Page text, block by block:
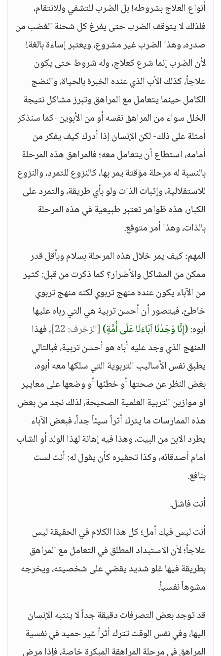
أنواع العلاج بشروطه! بل الضرب للتشفي وللانتقام،
فلذلك لا يتوقف الضرب حتى يفرغ كل شحنة الغضب من
صدره، وهذا الضرب غير مشروع، ويعتبر إساءة بالغة!
لأن الضرب إنما شرع كعلاج، وله شروط حتى يكون
علاجاً، كذلك الأب الذي عنده الخبرة بالحياة، والنضج
الكامل حينما يتعامل مع المراهق وتبرز مشاكل نتيجة
الخلل سواء من المراهق نفسه أو من الأبوين -كما سنذكر
أمثلة على ذلك- لكن الإنسان إذا أدرك كيف يفكر من
أمامه، استطاع أن يتعامل معه؛ فالمراهق هذه المرحلة
بالنسبة له مرحلة مؤقتة يمر بها، كالنزوع للتمرد، والنزوع
للاستقلالية، وإثبات الذات ولو بأي طريقة، والتمرد على
الكبار، هذه ظواهر تعتبر طبيعية في هذه المرحلة
بالذات، وهذا أمر متوقع.
المهم: كيف يمر خلال هذه المرحلة بسلام وبأقل قدر
ممكن من المشاكل والأضرار؟ كما ذكرت من قبل: كثير
من الآباء يكون عنده منهج تربوي لكنه منهج تربوي
خاطئ، فيتصور أن أحسن تربية هي التي رباه عليها
أبوه:(إِنَّا وَجَدْنَا آبَاءَنَا عَلَى أُمَّةٍ)[الزخرف: 22]
، فهذا
المنهج الذي وجد عليه أباه هو أحسن تربية، فبالتالي
يطبق نفس الأساليب التربوية التي سلكها معه أبوه،
بغض النظر عن صحتها أو خطئها أو وضعها على معايير
أو موازين التربية العلمية الصحيحة، لذلك نجد من بعض
هذه الممارسات ما يترك أثراً سيئاً جداً، فبعض الآباء
يطرد الابن من البيت، وهذا فيه إهانة لهذا الولد أو الشاب
أمام أصدقائه، وكذا تحقيره كأن يقول له: أنت لست
بنافع.
أنت فاشل.
أنت ليس فيك أمل؛ كل هذا الكلام في الحقيقة ليس
علاجاً؛ لأن الاستبداد المطلق في التعامل مع المراهق
بطريقة فيها غلو شديد يقضي على شخصيته، ويخرجه
مشوهاً نفسياً.
قد توجد بعض التصرفات دقيقة جداً لا ينتبه الإنسان
إليها، وفي نفس الوقت تترك أثراً غير حميد في نفسية
المراهق في مرحلة المراهقة المبكرة خاصة، فإذا مرض